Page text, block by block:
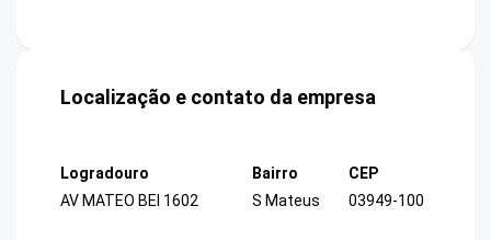
Localização e contato da empresa
Logradouro
AV MATEO BEI 1602
Bairro
S Mateus
CEP
03949-100